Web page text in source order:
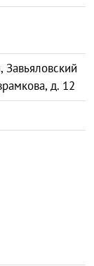
Завьяловский
д. 12